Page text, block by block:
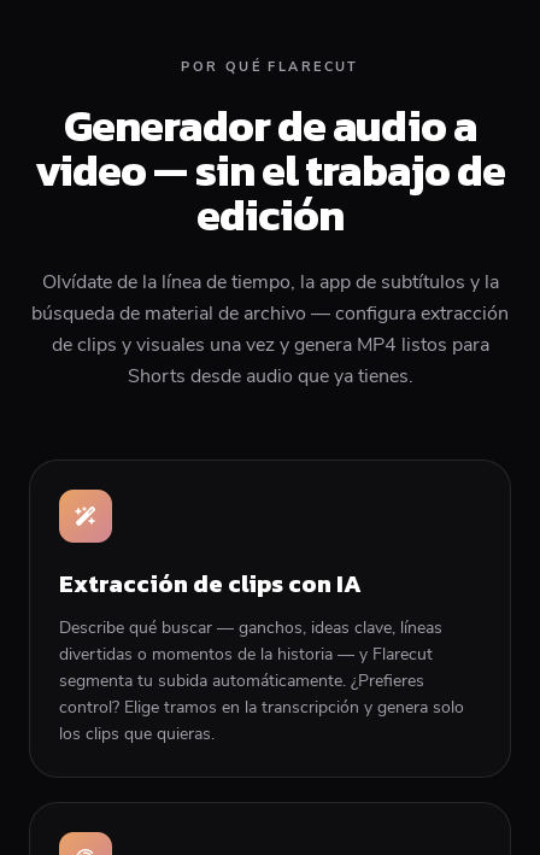
POR QUÉ FLARECUT
Generador de audio a
video — sin el trabajo de
edición
Olvídate de la línea de tiempo, la app de subtítulos y la
búsqueda de material de archivo — configura extracción
de clips y visuales una vez y genera MP4 listos para
Shorts desde audio que ya tienes.
Extracción de clips con IA
Describe qué buscar — ganchos, ideas clave, líneas
divertidas o momentos de la historia — y Flarecut
segmenta tu subida automáticamente. ¿Prefieres
control? Elige tramos en la transcripción y genera solo
los clips que quieras.